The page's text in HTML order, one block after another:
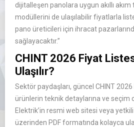
dijitalleşen panolara uygun akıllı
modüllerini de ulaşılabilir fiyatlarla
pano üreticileri için ihracat
sağlayacaktır.”
CHINT 2026 Fiyat
Ulaşılır?
Sektör paydaşları, güncel CHINT
ürünlerin teknik detaylarına ve seçim
Elektrik’in resmi web sitesi veya
üzerinden PDF formatında kolayca